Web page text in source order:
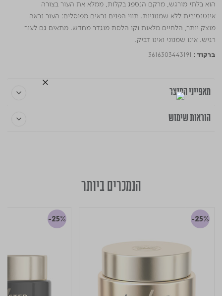
הוא בלתי מורגש, מרקם הנספג בקלות, ממלא את העור בצורה
אינטנסיבית ללא שמנוניות. תווי הפנים נראים מפוסלים: העור נראה
מוצק יותר, הלחיים מלאות וקו הלסת מוגדר מחדש. מתאים גם לעור
רגיש. אינו שמנוני ואינו דביק.
ברקוד : 3616303443191
מאפייני המוצר
הוראות שימוש
הנמכרים ביותר
-25%
-25%